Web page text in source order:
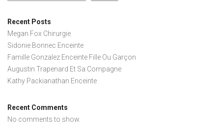
Recent Posts
Megan Fox Chirurgie
Sidonie Bonnec Enceinte
Famille Gonzalez Enceinte Fille Ou Garçon
Augustin Trapenard Et Sa Compagne
Kathy Packianathan Enceinte
Recent Comments
No comments to show.